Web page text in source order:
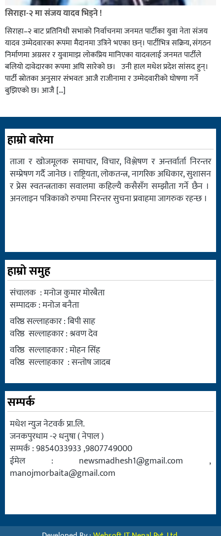
सिराहा-२ मा संजय यादव भिड्ने !
सिराहा–२ बाट प्रतिनिधी सभाको निर्वाचनमा जनमत पार्टीका युवा नेता संजय
यादव उम्मेदवारका रूपमा मैदानमा उत्रिने भएका छन्। पार्टीभित्र सक्रिय, संगठन
निर्माणमा अग्रसर र युवामाझ लोकप्रिय मानिएका यादवलाई जनमत पार्टीले
बलियो दावेदारका रूपमा अघि सारेको छ। उनी हाल मधेश प्रदेश सांसद हुन्।
पार्टी स्रोतका अनुसार संभवतः आजै राजीनामा र उम्मेदवारीको घोषणा गर्ने
बुझिएको छ। आजै […]
हाम्रो बारेमा
ताजा र खोजमूलक समाचार, विचार, विश्लेषण र अन्तर्वार्ता निरन्तर
सम्प्रेषण गर्दै जानेछ । राष्ट्रियता, लोकतन्त्र, नागरिक अधिकार, सुशासन
र प्रेस स्वतन्त्रताका सवालमा कहिल्यै कसैसँग सम्झौता गर्ने छैन ।
अनलाइन पत्रिकाको रुपमा निरन्तर सुचना प्रवाहमा जागरुक रहन्छ ।
हाम्रो समुह
संचालक : मनोज कुमार मोरबैता
सम्पादक : मनोज बनैता
वरिष्ठ सल्लाहकार : बिपी साह
वरिष्ठ सल्लाहकार : श्रवण देव
वरिष्ठ सल्लाहकार : मोहन सिंह
वरिष्ठ सल्लाहकार : सन्तोष जादब
सम्पर्क
मधेश न्युज नेटवर्क प्रा.लि.
जनकपुरधाम -२ धनुषा ( नेपाल )
सम्पर्क : 9854033933 ,9807749000
ईमेल : newsmadhesh1@gmail.com ,
manojmorbaita@gmail.com